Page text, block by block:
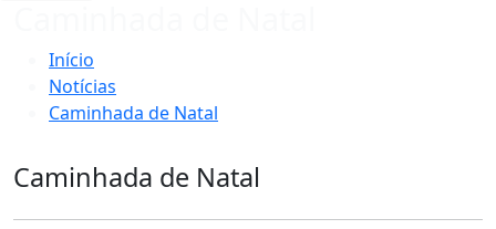
Início
Notícias
Caminhada de Natal
Caminhada de Natal